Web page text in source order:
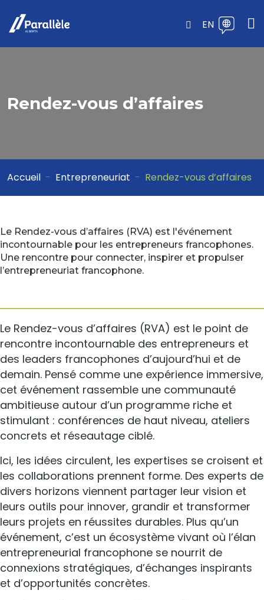
EN
Rendez-vous d’affaires
Accueil Entrepreneuriat Rendez-vous d’affaires
Le Rendez-vous d’affaires (RVA) est l'événement
incontournable pour les entrepreneurs francophones.
Une rencontre pour connecter, inspirer et propulser
l’entrepreneuriat francophone.
Le Rendez-vous d’affaires (RVA) est le point de
rencontre incontournable des entrepreneurs et
des leaders francophones d’aujourd’hui et de
demain. Pensé comme une expérience immersive,
cet événement rassemble une communauté
ambitieuse autour d’un programme riche et
stimulant : conférences de haut niveau, ateliers
concrets et réseautage ciblé.
Ici, les idées circulent, les expertises se croisent et
les collaborations prennent forme. Des experts de
divers horizons viennent partager leur vision et
leurs outils pour innover, grandir et transformer
leurs projets en réussites durables. Plus qu’un
événement, c’est un écosystème vivant où l’élan
entrepreneurial francophone se nourrit de
connexions stratégiques, d’échanges inspirants
et d’opportunités concrètes.